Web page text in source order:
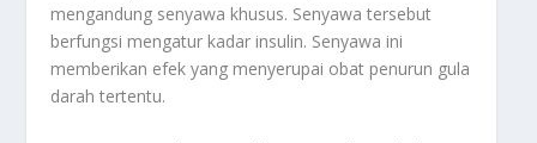
mengandung senyawa khusus. Senyawa tersebut
berfungsi mengatur kadar insulin. Senyawa ini
memberikan efek yang menyerupai obat penurun gula
darah tertentu.